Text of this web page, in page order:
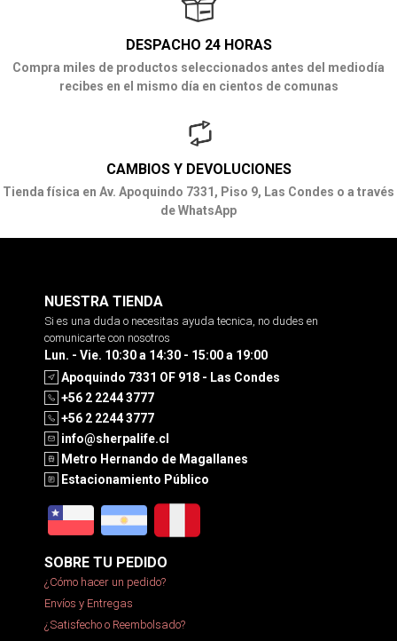
DESPACHO 24 HORAS
Compra miles de productos seleccionados antes del mediodía
recibes en el mismo día en cientos de comunas
CAMBIOS Y DEVOLUCIONES
Tienda física en Av. Apoquindo 7331, Piso 9, Las Condes o a través
de WhatsApp
NUESTRA TIENDA
Si es una duda o necesitas ayuda tecnica, no dudes en
comunicarte con nosotros
Lun. - Vie. 10:30 a 14:30 - 15:00 a 19:00
Apoquindo 7331 OF 918 - Las Condes
+56 2 2244 3777
+56 2 2244 3777
info@sherpalife.cl
Metro Hernando de Magallanes
Estacionamiento Público
SOBRE TU PEDIDO
¿Cómo hacer un pedido?
Envíos y Entregas
¿Satisfecho o Reembolsado?